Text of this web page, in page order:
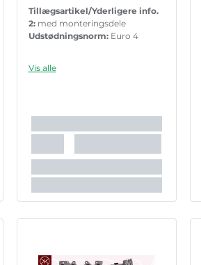
Tillægsartikel/Yderligere info.
2:med monteringsdele
Udstødningsnorm:Euro 4
Vis alle